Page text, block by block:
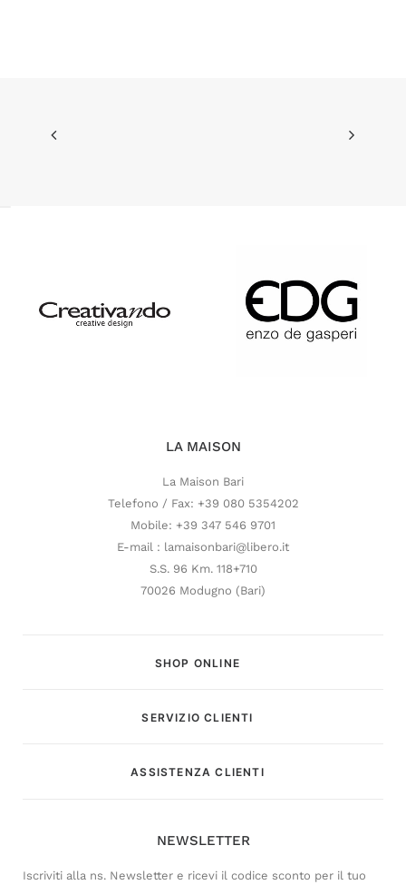
LA MAISON
La Maison Bari
Telefono / Fax: +39 080 5354202
Mobile: +39 347 546 9701
E-mail : lamaisonbari@libero.it
S.S. 96 Km. 118+710
70026 Modugno (Bari)
SHOP ONLINE
SERVIZIO CLIENTI
ASSISTENZA CLIENTI
NEWSLETTER
Iscriviti alla ns. Newsletter e ricevi il codice sconto per il tuo
Customer Service